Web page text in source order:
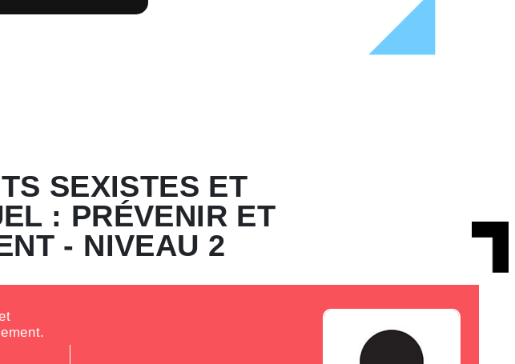
SEXISTES ET
: PRÉVENIR ET
- NIVEAU 2